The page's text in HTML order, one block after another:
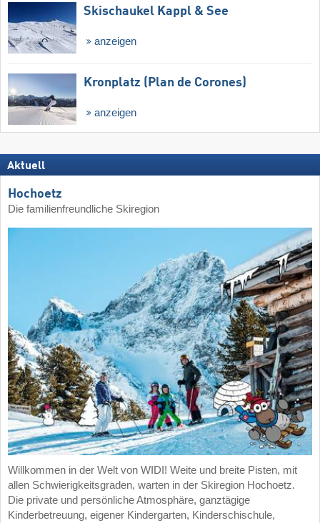
Skischaukel Kappl & See
anzeigen
Kronplatz (Plan de Corones)
anzeigen
Aktuell
Hochoetz
Die familienfreundliche Skiregion
Willkommen in der Welt von WIDI! Weite und breite Pisten, mit
allen Schwierigkeitsgraden, warten in der Skiregion Hochoetz.
Die private und persönliche Atmosphäre, ganztägige
Kinderbetreuung, eigener Kindergarten, Kinderschischule,